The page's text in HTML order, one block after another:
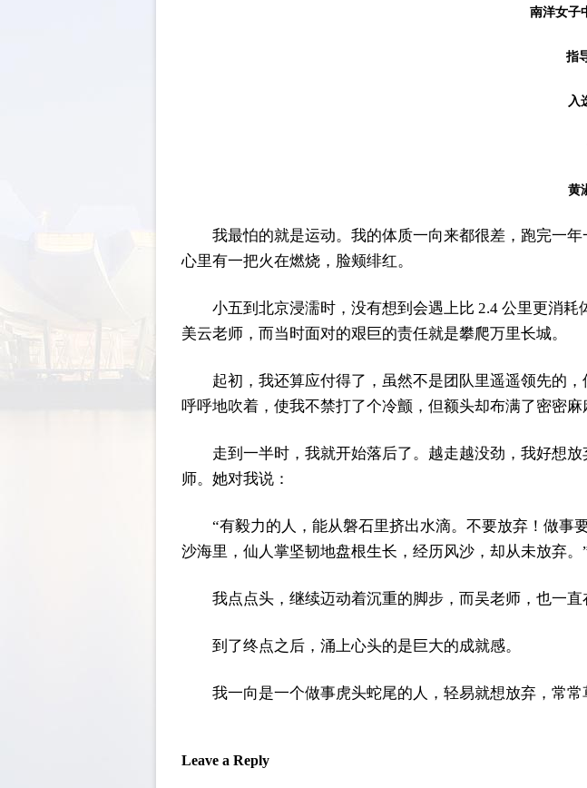
南洋女子
指
入
黄
我最怕的就是运动。我的体质一向来都很差，跑完一
心里有一把火在燃烧，脸颊绯红。
小五到北京浸濡时，没有想到会遇上比 2.4 公里更消
美云老师，而当时面对的艰巨的责任就是攀爬万里长城。
起初，我还算应付得了，虽然不是团队里遥遥领先的
呼呼地吹着，使我不禁打了个冷颤，但额头却布满了密密
走到一半时，我就开始落后了。越走越没劲，我好想
师。她对我说：
“有毅力的人，能从磐石里挤出水滴。不要放弃！做事
沙海里，仙人掌坚韧地盘根生长，经历风沙，却从未放弃。
我点点头，继续迈动着沉重的脚步，而吴老师，也一直
到了终点之后，涌上心头的是巨大的成就感。
我一向是一个做事虎头蛇尾的人，轻易就想放弃，常
Leave a Reply